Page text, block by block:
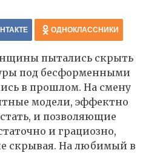
ОДНОКЛАССНИКИ
пытались скрыть
под бесформенными
в прошлом. На смену
модели, эффектно
и позволяющие
и грациозно,
скрывая. На любимый в